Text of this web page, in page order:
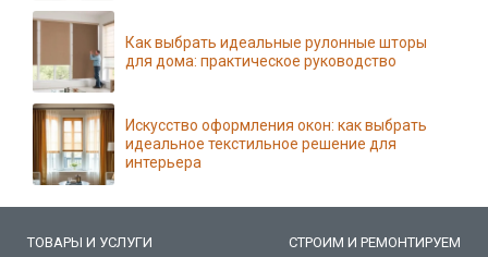
Как выбрать идеальные рулонные шторы
для дома: практическое руководство
Искусство оформления окон: как выбрать
идеальное текстильное решение для
интерьера
ТОВАРЫ И УСЛУГИ СТРОИМ И РЕМОНТИРУЕМ